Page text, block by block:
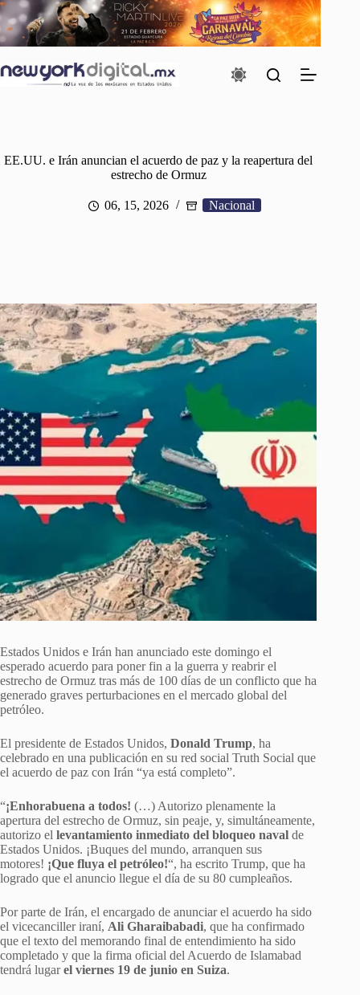
Saltar
al
contenido
EE.UU. e Irán anuncian el acuerdo de paz y la reapertura del
estrecho de Ormuz
06, 15, 2026 Nacional
Estados Unidos e Irán han anunciado este domingo el
esperado acuerdo para poner fin a la guerra y reabrir el
estrecho de Ormuz tras más de 100 días de un conflicto que ha
generado graves perturbaciones en el mercado global del
petróleo.
El presidente de Estados Unidos, Donald Trump, ha
celebrado en una publicación en su red social Truth Social que
el acuerdo de paz con Irán “ya está completo”.
“¡Enhorabuena a todos! (…) Autorizo plenamente la
apertura del estrecho de Ormuz, sin peaje, y, simultáneamente,
autorizo el levantamiento inmediato del bloqueo naval de
Estados Unidos. ¡Buques del mundo, arranquen sus
motores! ¡Que fluya el petróleo!“, ha escrito Trump, que ha
logrado que el anuncio llegue el día de su 80 cumpleaños.
Por parte de Irán, el encargado de anunciar el acuerdo ha sido
el vicecanciller iraní, Ali Gharaibabadi, que ha confirmado
que el texto del memorando final de entendimiento ha sido
completado y que la firma oficial del Acuerdo de Islamabad
tendrá lugarel viernes 19 de junio en Suiza.